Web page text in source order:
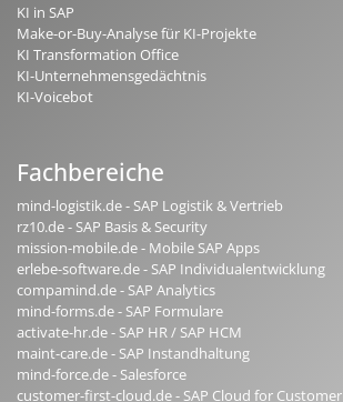
KI in SAP
Make-or-Buy-Analyse für KI-Projekte
KI Transformation Office
KI-Unternehmensgedächtnis
KI-Voicebot
Fachbereiche
mind-logistik.de - SAP Logistik & Vertrieb
rz10.de - SAP Basis & Security
mission-mobile.de - Mobile SAP Apps
erlebe-software.de - SAP Individualentwicklung
compamind.de - SAP Analytics
mind-forms.de - SAP Formulare
activate-hr.de - SAP HR / SAP HCM
maint-care.de - SAP Instandhaltung
mind-force.de - Salesforce
customer-first-cloud.de - SAP Cloud for Customer